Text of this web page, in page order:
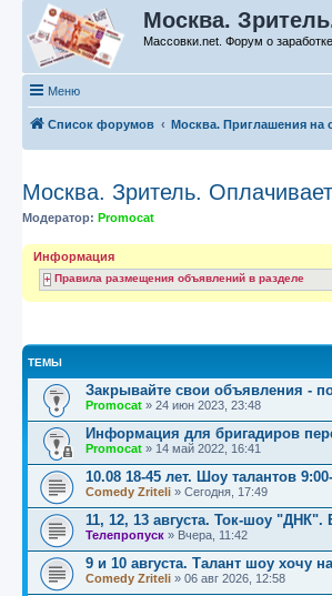
Москва.
Массовки.net. Форум о
Меню
Список форумов Москва. Приглашения на
Москва. Зритель.
Модератор: Promocat
Информация
Правила размещения объявлений в разделе
ТЕМЫ
Закрывайте свои объявления -
Promocat » 24 июн 2023, 23:48
Информация для бригадиров
Promocat » 14 май 2022, 16:41
10.08 18-45 лет. Шоу талантов
Comedy Zriteli » Сегодня, 17:49
11, 12, 13 августа. Ток-шоу "ДНК".
Телепропуск » Вчера, 11:42
9 и 10 августа. Талант шоу хочу
Comedy Zriteli » 06 авг 2026, 12:58